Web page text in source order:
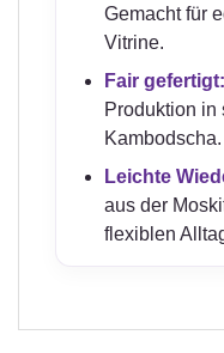
Gemacht für
Vitrine.
Fair gefertigt:
Produktion in
Kambodscha.
Leichte
aus der
flexiblen